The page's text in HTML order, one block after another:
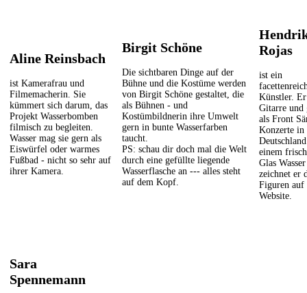
Aline Reinsbach
ist Kamerafrau und
Filmemacherin. Sie
kümmert sich darum, das
Projekt Wasserbomben
filmisch zu begleiten.
Wasser mag sie gern als
Eiswürfel oder warmes
Fußbad - nicht so sehr auf
ihrer Kamera.
Birgit Schöne
Die sichtbaren Dinge auf der
Bühne und die Kostüme werden
von Birgit Schöne gestaltet, die
als Bühnen - und
Kostümbildnerin ihre Umwelt
gern in bunte Wasserfarben
taucht.
PS: schau dir doch mal die Welt
durch eine gefüllte liegende
Wasserflasche an --- alles steht
auf dem Kopf.
Rojas
ist ein
Künstler.
Gitarre und
als Front
Konzerte in
einem
Glas Wasser
zeichnet er
Figuren auf
Website.
Sara
Spennemann